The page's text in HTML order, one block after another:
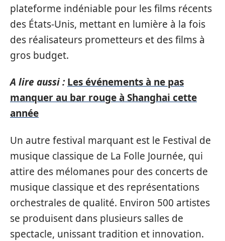
plateforme indéniable pour les films récents
des États-Unis, mettant en lumière à la fois
des réalisateurs prometteurs et des films à
gros budget.
A lire aussi : Les événements à ne pas
manquer au bar rouge à Shanghai cette
année
Un autre festival marquant est le Festival de
musique classique de La Folle Journée, qui
attire des mélomanes pour des concerts de
musique classique et des représentations
orchestrales de qualité. Environ 500 artistes
se produisent dans plusieurs salles de
spectacle, unissant tradition et innovation.